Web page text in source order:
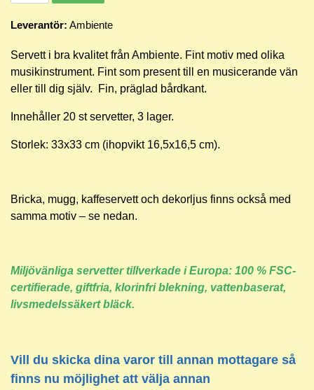
Leverantör: Ambiente
Servett i bra kvalitet från Ambiente. Fint motiv med olika
musikinstrument. Fint som present till en musicerande vän
eller till dig själv.
Fin, präglad bårdkant.
Innehåller 20 st servetter, 3 lager.
Storlek: 33x33 cm (ihopvikt 16,5x16,5 cm).
Bricka, mugg, kaffeservett och dekorljus finns också med
samma motiv – se nedan.
Miljövänliga servetter tillverkade i Europa: 100 % FSC-
certifierade, giftfria, klorinfri blekning, vattenbaserat,
livsmedelssäkert bläck.
Vill du skicka dina varor till annan mottagare så
finns nu möjlighet att välja annan